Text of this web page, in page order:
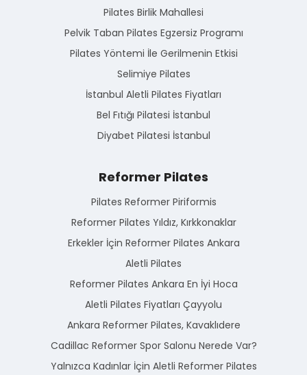
Pilates Birlik Mahallesi
Pelvik Taban Pilates Egzersiz Programı
Pilates Yöntemi İle Gerilmenin Etkisi
Selimiye Pilates
İstanbul Aletli Pilates Fiyatları
Bel Fıtığı Pilatesi İstanbul
Diyabet Pilatesi İstanbul
Reformer Pilates
Pilates Reformer Piriformis
Reformer Pilates Yıldız, Kırkkonaklar
Erkekler İçin Reformer Pilates Ankara
Aletli Pilates
Reformer Pilates Ankara En İyi Hoca
Aletli Pilates Fiyatları Çayyolu
Ankara Reformer Pilates, Kavaklıdere
Cadillac Reformer Spor Salonu Nerede Var?
Yalnızca Kadınlar İçin Aletli Reformer Pilates